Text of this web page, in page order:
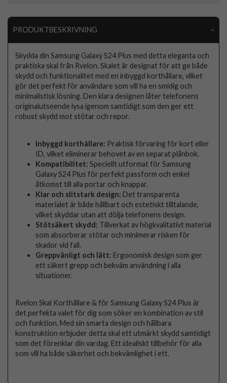
PRODUKTBESKRIVNING
Skydda din Samsung Galaxy S24 Plus med detta eleganta och
praktiska skal från Rvelon. Skalet är designat för att ge både
skydd och funktionalitet med en inbyggd korthållare, vilket
gör det perfekt för användare som vill ha en smidig och
minimalistisk lösning. Den klara designen låter telefonens
originalutseende lysa igenom samtidigt som den ger ett
robust skydd mot stötar och repor.
Inbyggd korthållare: Praktisk förvaring för kort eller
ID, vilket eliminerar behovet av en separat plånbok.
Kompatibilitet: Speciellt utformat för Samsung
Galaxy S24 Plus för perfekt passform och enkel
åtkomst till alla portar och knappar.
Klar och slitstark design: Det transparenta
materialet är både hållbart och estetiskt tilltalande,
vilket skyddar utan att dölja telefonens design.
Stötsäkert skydd: Tillverkat av högkvalitativt material
som absorberar stötar och minimerar risken för
skador vid fall.
Greppvänligt och lätt: Ergonomisk design som ger
ett säkert grepp och bekväm användning i alla
situationer.
Rvelon Skal Korthållare & för Samsung Galaxy S24 Plus är
det perfekta valet för dig som söker en kombination av stil
och funktion. Med sin smarta design och hållbara
konstruktion erbjuder detta skal ett utmärkt skydd samtidigt
som det förenklar din vardag. Ett idealiskt tillbehör för alla
som vill ha både säkerhet och bekvämlighet i ett.